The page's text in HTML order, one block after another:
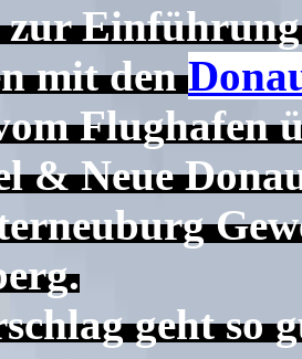
zur
mit den
Flughafen
& Neue
geht so